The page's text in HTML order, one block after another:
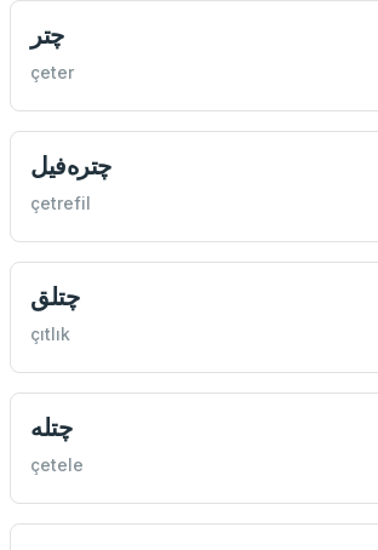
چتر
çeter
چتره‌فيل
çetrefil
چتلق
çıtlık
چتله
çetele